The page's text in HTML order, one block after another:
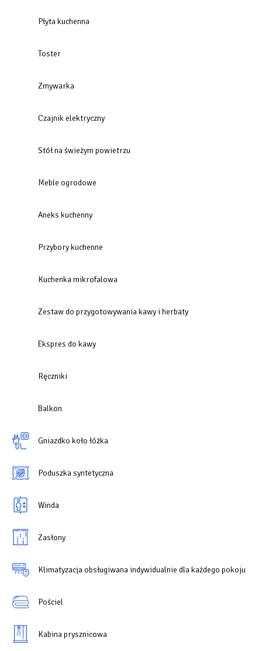
Płyta kuchenna
Toster
Zmywarka
Czajnik elektryczny
Stół na świeżym powietrzu
Meble ogrodowe
Aneks kuchenny
Przybory kuchenne
Kuchenka mikrofalowa
Zestaw do przygotowywania kawy i herbaty
Ekspres do kawy
Ręczniki
Balkon
Gniazdko koło łóżka
Poduszka syntetyczna
Winda
Zasłony
Klimatyzacja obsługiwana indywidualnie dla każdego pokoju
Pościel
Kabina prysznicowa